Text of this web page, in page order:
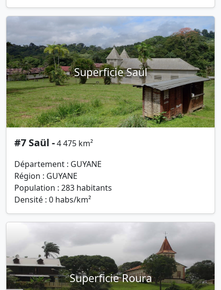
Superficie Saül
#7 Saül -4 475 km²
Département : GUYANE
Région : GUYANE
Population : 283 habitants
Densité : 0 habs/km²
Superficie Roura